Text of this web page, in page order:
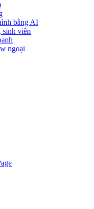
bằng AI
sinh viên
ngoại